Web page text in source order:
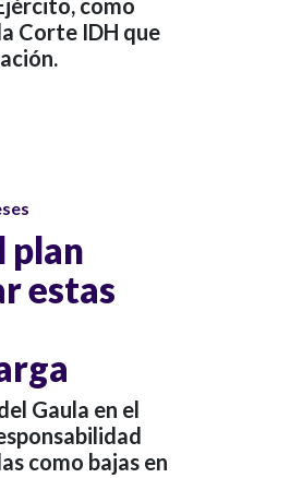
como
Corte IDH que
plan
estas
Gaula en el
como bajas en